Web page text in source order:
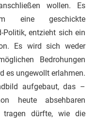
wollen. Es
eine geschickte
Politik, entzieht sich ein
Es wird sich weder
Bedrohungen
es ungewollt erlahmen.
aufgebaut, das –
heute absehbaren
tragen dürfte, wie die